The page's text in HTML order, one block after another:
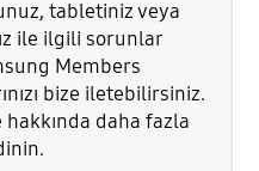
tabletiniz veya
ile ilgili sorunlar
Members
bize iletebilirsiniz.
daha fazla